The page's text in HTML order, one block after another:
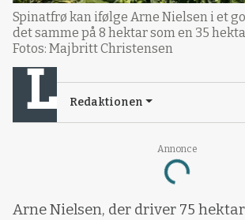
Annonce
Loading...
Spinatfrø kan ifølge Arne Nielsen i et
det samme på 8 hektar som en 35
Fotos: Majbritt Christensen
Redaktionen
Arne Nielsen, der driver 75